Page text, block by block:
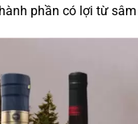
phần có lợi từ